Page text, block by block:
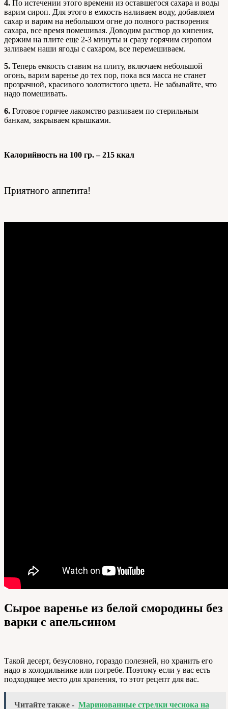
4. По истечении этого времени из оставшегося сахара и воды
варим сироп. Для этого в емкость наливаем воду, добавляем
сахар и варим на небольшом огне до полного растворения
сахара, все время помешивая. Доводим раствор до кипения,
держим на плите еще 2-3 минуты и сразу горячим сиропом
заливаем наши ягоды с сахаром, все перемешиваем.
5. Теперь емкость ставим на плиту, включаем небольшой
огонь, варим варенье до тех пор, пока вся масса не станет
прозрачной, красивого золотистого цвета. Не забывайте, что
надо помешивать.
6. Готовое горячее лакомство разливаем по стерильным
банкам, закрываем крышками.
Калорийность на 100 гр. – 215 ккал
Приятного аппетита!
Сырое варенье из белой смородины без
варки с апельсином
Такой десерт, безусловно, гораздо полезней, но хранить его
надо в холодильнике или погребе. Поэтому если у вас есть
подходящее место для хранения, то этот рецепт для вас.
Читайте также - Маринованные стрелки чеснока на